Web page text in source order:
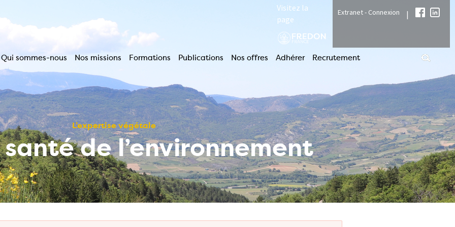
Visitez la
page
Extranet - Connexion |
Qui sommes-nous Nos missions Formations Publications Nos offres Adhérer Recrutement
L’expertise végétale
de l’environnement